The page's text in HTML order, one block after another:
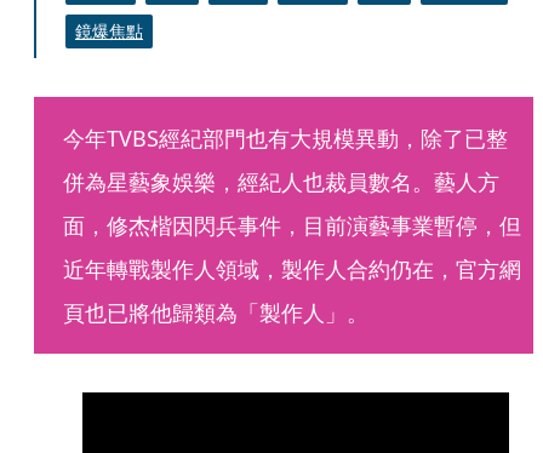
鏡爆焦點
今年TVBS經紀部門也有大規模異動，除了已整
併為星藝象娛樂，經紀人也裁員數名。藝人方
面，修杰楷因閃兵事件，目前演藝事業暫停，但
近年轉戰製作人領域，製作人合約仍在，官方網
頁也已將他歸類為「製作人」。